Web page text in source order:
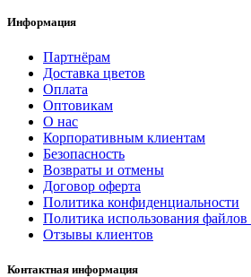
Информация
Партнёрам
Доставка цветов
Оплата
Оптовикам
О нас
Корпоративным клиентам
Безопасность
Возвраты и отмены
Договор оферта
Политика конфиденциальности
Политика использования файлов
Отзывы клиентов
Контактная информация